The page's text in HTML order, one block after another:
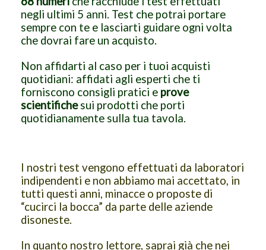
negli ultimi 5 anni. Test che potrai portare
sempre con te e lasciarti guidare ogni volta
che dovrai fare un acquisto.
Non affidarti al caso per i tuoi acquisti
quotidiani: affidati agli esperti che ti
forniscono consigli pratici e prove
scientifichesui prodotti che porti
quotidianamente sulla tua tavola.
I nostri test vengono effettuati da laboratori
indipendenti e non abbiamo mai accettato, in
tutti questi anni, minacce o proposte di
“cucirci la bocca” da parte delle aziende
disoneste.
In quanto nostro lettore, saprai già che nei